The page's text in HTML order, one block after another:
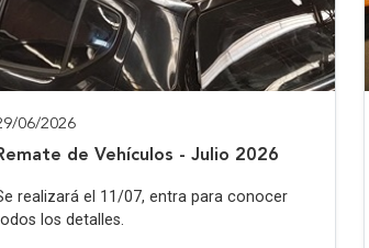
06/2026
de Vehículos - Julio 2026
realizará el 11/07, entra para conocer
los detalles.